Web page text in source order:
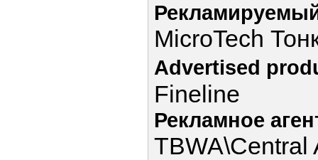
MicroTech
Advertised
Fineline
Рекламное
TBWA\Central